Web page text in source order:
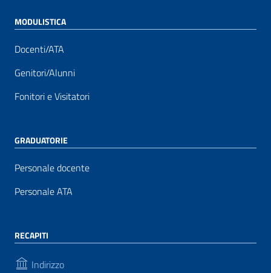
MODULISTICA
Docenti/ATA
Genitori/Alunni
Fonitori e Visitatori
GRADUATORIE
Personale docente
Personale ATA
RECAPITI
Indirizzo